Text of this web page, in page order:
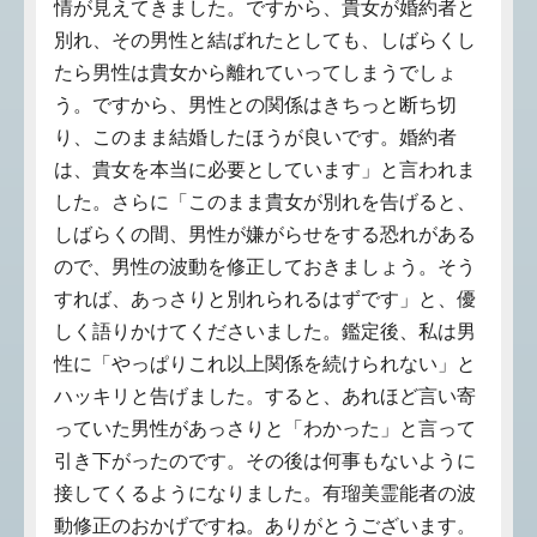
情が見えてきました。ですから、貴女が婚約者と
別れ、その男性と結ばれたとしても、しばらくし
たら男性は貴女から離れていってしまうでしょ
う。ですから、男性との関係はきちっと断ち切
り、このまま結婚したほうが良いです。婚約者
は、貴女を本当に必要としています」と言われま
した。さらに「このまま貴女が別れを告げると、
しばらくの間、男性が嫌がらせをする恐れがある
ので、男性の波動を修正しておきましょう。そう
すれば、あっさりと別れられるはずです」と、優
しく語りかけてくださいました。鑑定後、私は男
性に「やっぱりこれ以上関係を続けられない」と
ハッキリと告げました。すると、あれほど言い寄
っていた男性があっさりと「わかった」と言って
引き下がったのです。その後は何事もないように
接してくるようになりました。有瑠美霊能者の波
動修正のおかげですね。ありがとうございます。